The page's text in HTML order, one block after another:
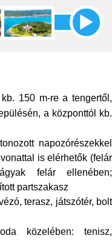
150 m-re a tengertől,
a központtól kb.
napozórészekkel
is elérhetők (felár
felár ellenében;
partszakasz
terasz, játszótér, bolt
közelében: tenisz,